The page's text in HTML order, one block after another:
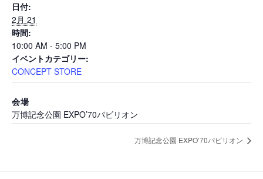
Company
info
日付:
2月 21
時間:
10:00 AM - 5:00 PM
イベントカテゴリー:
CONCEPT STORE
会場
万博記念公園 EXPO’70パビリオン
万博記念公園 EXPO’70パビリオン